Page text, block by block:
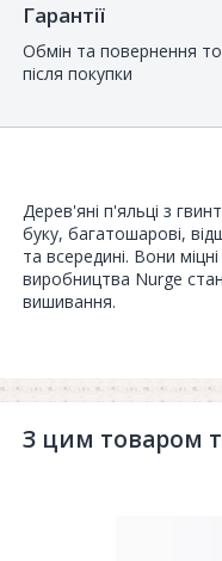
Гарантії
Обмін та повернення
після покупки
Дерев'яні п'яльці з
буку, багатошарові,
та всередині. Вони
виробництва Nurge
вишивання.
З цим товаром